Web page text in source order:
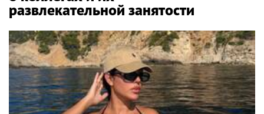
развлекательной занятости